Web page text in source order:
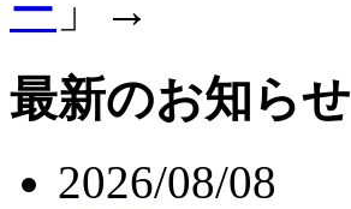
ー 」→
最新のお知らせ
2026/08/08